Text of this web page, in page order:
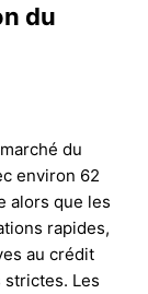
du
du
environ 62
alors que les
rapides,
au crédit
strictes. Les